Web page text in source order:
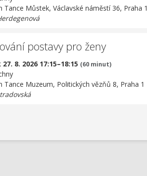
Tance Můstek, Václavské náměstí 36, Praha 1
postavy pro ženy
8. 2026 17:15–18:15 (60 minut)
Tance Muzeum, Politických vězňů 8, Praha 1